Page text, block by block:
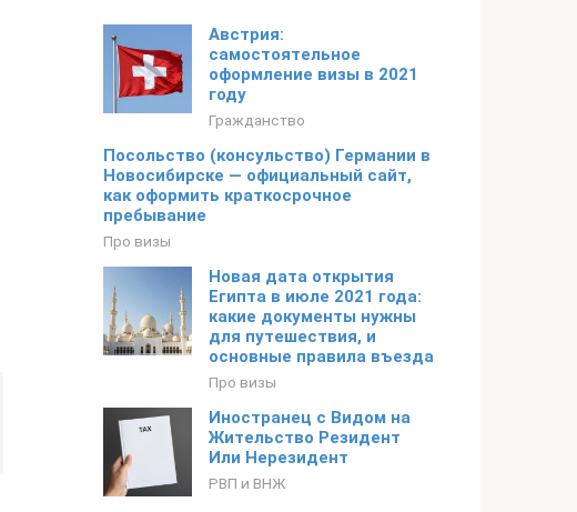
Австрия:
самостоятельное
оформление визы в 2021
году
Гражданство
Посольство (консульство) Германии в
Новосибирске — официальный сайт,
как оформить краткосрочное
пребывание
Про визы
Новая дата открытия
Египта в июле 2021 года:
какие документы нужны
для путешествия, и
основные правила въезда
Про визы
Иностранец с Видом на
Жительство Резидент
Или Нерезидент
РВП и ВНЖ